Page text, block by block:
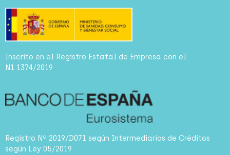
Inscrito en el Registro Estatal de Empresa con el
N1 1374/2019
Registro Nº 2019/D071 según Intermediarios de Créditos
según Ley 05/2019